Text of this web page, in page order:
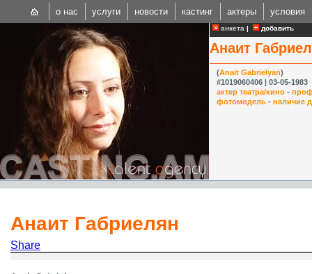
анкета | добавить
Анаит
(Anait Gabrielyan)
#1019060406 | 03-05-1983
актер театра/кино -
фотомодель - наличие
Анаит Габриелян
Share
о нас услуги новости кастинг актеры условия